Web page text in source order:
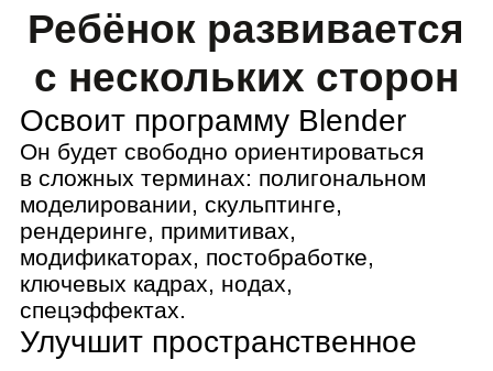
спецэффектах.
Улучшит пространственное
мышление
Ребёнок углубляет знания по геометрии:
например, смотрит на персонажа или
постройку, представляет их в трёх
измерениях и создаёт модель.
Потренируется работать
в команде
Обсуждать идеи с другими ребятами,
распределять роли, планировать время,
преодолевать сложности, создавать
большие проекты. Всё как в настоящей
IT-компании.